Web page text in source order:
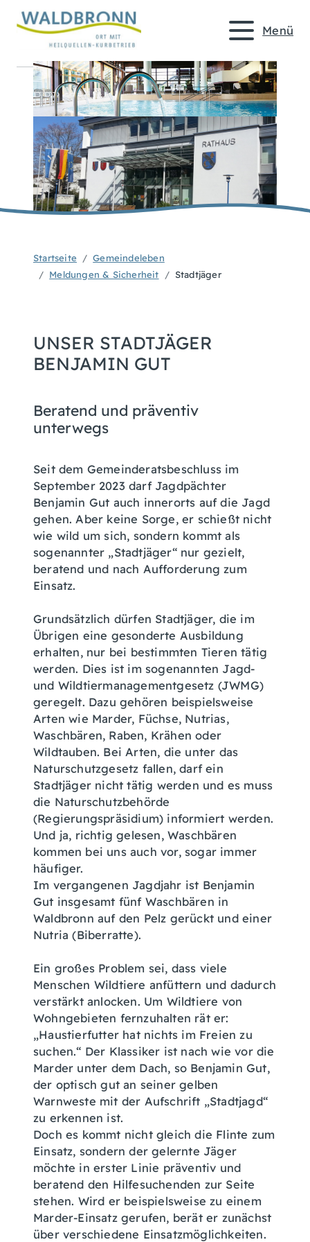
Menü
Startseite
Gemeindeleben
Meldungen & Sicherheit
Stadtjäger
UNSER STADTJÄGER
BENJAMIN GUT
Beratend und präventiv
unterwegs
Seit dem Gemeinderatsbeschluss im
September 2023 darf Jagdpächter
Benjamin Gut auch innerorts auf die Jagd
gehen. Aber keine Sorge, er schießt nicht
wie wild um sich, sondern kommt als
sogenannter „Stadtjäger“ nur gezielt,
beratend und nach Aufforderung zum
Einsatz.
Grundsätzlich dürfen Stadtjäger, die im
Übrigen eine gesonderte Ausbildung
erhalten, nur bei bestimmten Tieren tätig
werden. Dies ist im sogenannten Jagd-
und Wildtiermanagementgesetz (JWMG)
geregelt. Dazu gehören beispielsweise
Arten wie Marder, Füchse, Nutrias,
Waschbären, Raben, Krähen oder
Wildtauben. Bei Arten, die unter das
Naturschutzgesetz fallen, darf ein
Stadtjäger nicht tätig werden und es muss
die Naturschutzbehörde
(Regierungspräsidium) informiert werden.
Und ja, richtig gelesen, Waschbären
kommen bei uns auch vor, sogar immer
häufiger.
Im vergangenen Jagdjahr ist Benjamin
Gut insgesamt fünf Waschbären in
Waldbronn auf den Pelz gerückt und einer
Nutria (Biberratte).
Ein großes Problem sei, dass viele
Menschen Wildtiere anfüttern und dadurch
verstärkt anlocken. Um Wildtiere von
Wohngebieten fernzuhalten rät er:
„Haustierfutter hat nichts im Freien zu
suchen.“ Der Klassiker ist nach wie vor die
Marder unter dem Dach, so Benjamin Gut,
der optisch gut an seiner gelben
Warnweste mit der Aufschrift „Stadtjagd“
zu erkennen ist.
Doch es kommt nicht gleich die Flinte zum
Einsatz, sondern der gelernte Jäger
möchte in erster Linie präventiv und
beratend den Hilfesuchenden zur Seite
stehen. Wird er beispielsweise zu einem
Marder-Einsatz gerufen, berät er zunächst
über verschiedene Einsatzmöglichkeiten.